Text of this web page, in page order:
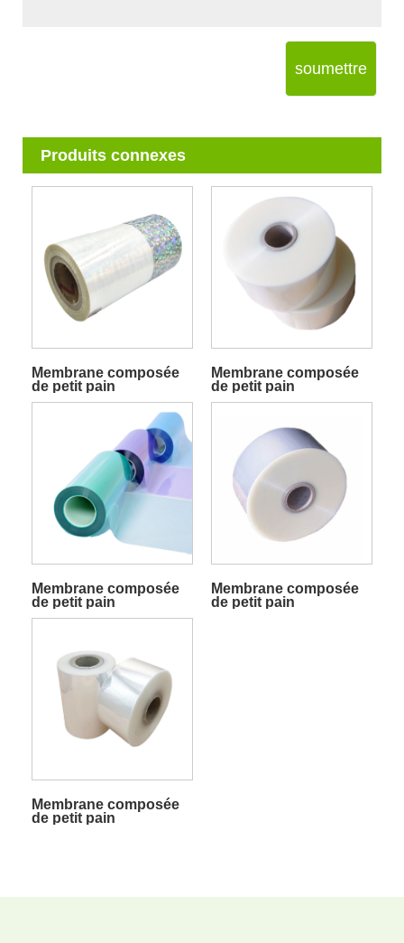
soumettre
Produits connexes
Membrane composée
de petit pain
d'emballage de
Membrane composée
de petit pain
d'emballage de
Membrane composée
de petit pain
d'emballage de matériel
Membrane composée
de petit pain
Membrane composée
de petit pain